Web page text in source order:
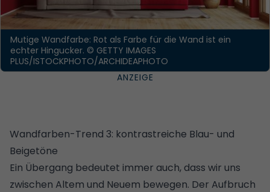
Mutige Wandfarbe: Rot als Farbe für die Wand ist ein
echter Hingucker. © GETTY IMAGES
PLUS/ISTOCKPHOTO/ARCHIDEAPHOTO
Wandfarben-Trend 3: kontrastreiche Blau- und
Beigetöne
Ein Übergang bedeutet immer auch, dass wir uns
zwischen Altem und Neuem bewegen. Der Aufbruch